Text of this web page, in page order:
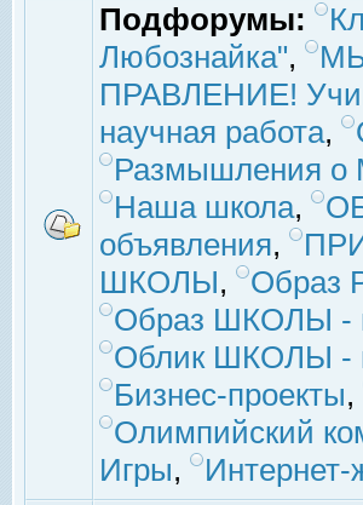
Подфорумы:
Любознайка",
ПРАВЛЕНИЕ!
научная работа,
Размышления о
Наша школа,
объявления,
ШКОЛЫ, Образ
Образ ШКОЛЫ -
Облик ШКОЛЫ -
Бизнес-проекты,
Олимпийский
Игры, Интернет-